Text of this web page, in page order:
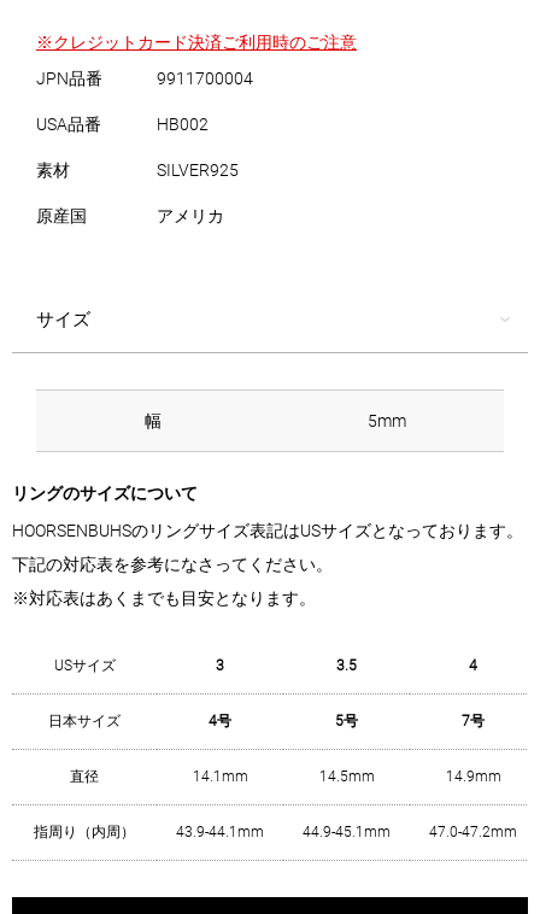
※クレジットカード決済ご利用時のご注意
JPN品番
9911700004
USA品番 HB002
素材 SILVER925
原産国 アメリカ
サイズ
幅 5mm
リングのサイズについて
HOORSENBUHSのリングサイズ表記はUSサイズとなっております。
下記の対応表を参考になさってください。
※対応表はあくまでも目安となります。
USサイズ 3 3.5 4
日本サイズ 4号 5号 7号
直径 14.1mm 14.5mm 14.9mm
指周り（内周） 43.9-44.1mm 44.9-45.1mm 47.0-47.2mm